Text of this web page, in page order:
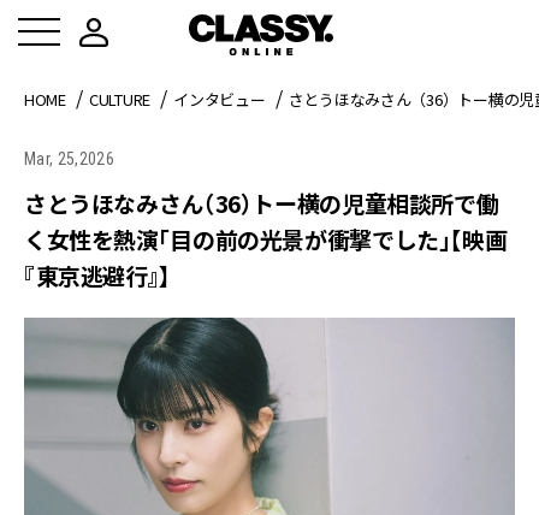
HOME CULTURE インタビュー さとうほなみさん（36）トー横の
Mar, 25,2026
さとうほなみさん（36）トー横の児童相談所で働
く女性を熱演「目の前の光景が衝撃でした」【映画
『東京逃避行』】